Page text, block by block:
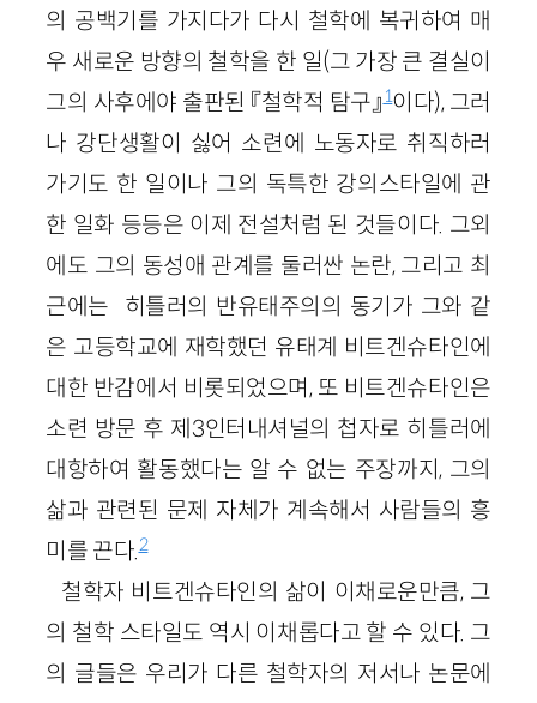
의 공백기를 가지다가 다시 철학에 복귀하여 매
우 새로운 방향의 철학을 한 일(그 가장 큰 결실이
그의 사후에야 출판된 『철학적 탐구』1이다), 그러
나 강단생활이 싫어 소련에 노동자로 취직하러
가기도 한 일이나 그의 독특한 강의스타일에 관
한 일화 등등은 이제 전설처럼 된 것들이다. 그외
에도 그의 동성애 관계를 둘러싼 논란, 그리고 최
근에는 히틀러의 반유태주의의 동기가 그와 같
은 고등학교에 재학했던 유태계 비트겐슈타인에
대한 반감에서 비롯되었으며, 또 비트겐슈타인은
소련 방문 후 제3인터내셔널의 첩자로 히틀러에
대항하여 활동했다는 알 수 없는 주장까지, 그의
삶과 관련된 문제 자체가 계속해서 사람들의 흥
미를 끈다.2
철학자 비트겐슈타인의 삶이 이채로운만큼, 그
의 철학 스타일도 역시 이채롭다고 할 수 있다. 그
의 글들은 우리가 다른 철학자의 저서나 논문에